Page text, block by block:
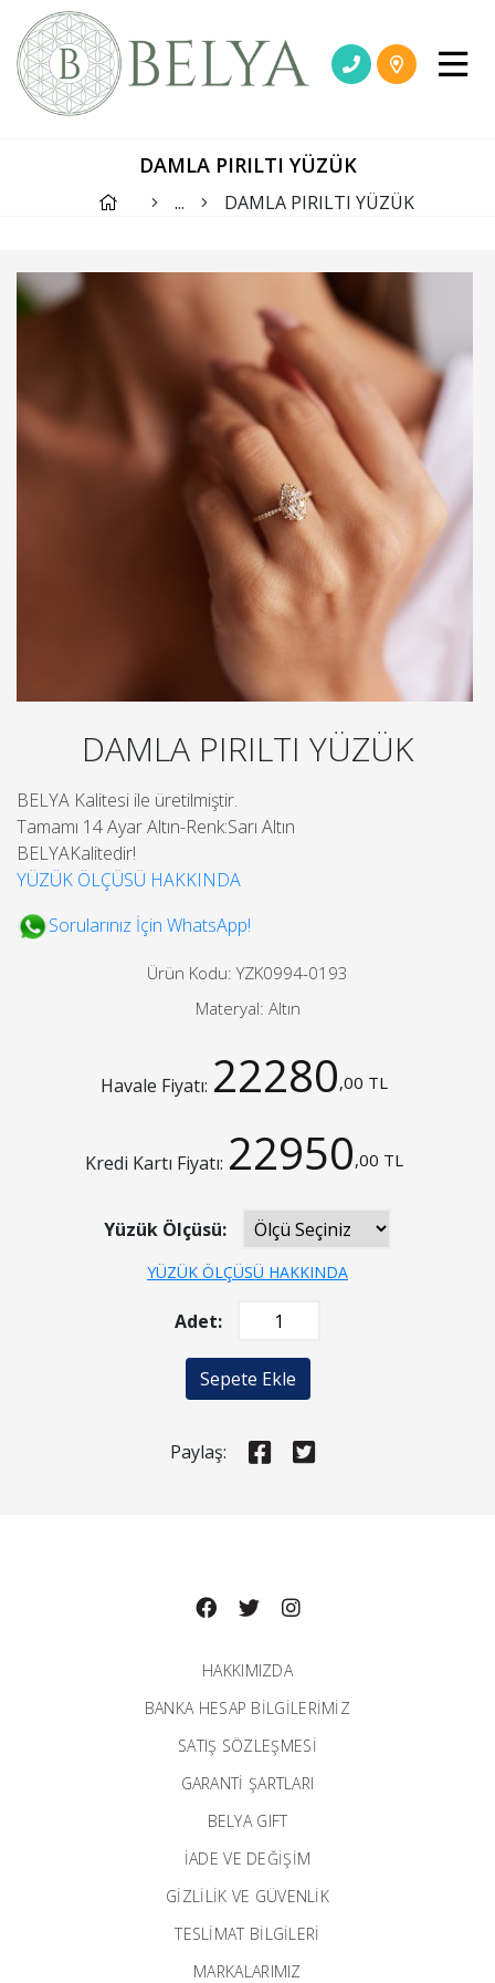
DAMLA PIRILTI YÜZÜK
... DAMLA PIRILTI YÜZÜK
DAMLA PIRILTI YÜZÜK
BELYA Kalitesi ile üretilmiştir.
Tamamı 14 Ayar Altın-Renk:Sarı Altın
BELYAKalitedir!
YÜZÜK ÖLÇÜSÜ HAKKINDA
Sorularınız İçin WhatsApp!
Ürün Kodu: YZK0994-0193
Materyal: Altın
Havale Fiyatı: 22280,00 TL
Kredi Kartı Fiyatı: 22950,00 TL
Yüzük Ölçüsü:
YÜZÜK ÖLÇÜSÜ HAKKINDA
Adet:
Sepete Ekle
Paylaş:
HAKKIMIZDA
BANKA HESAP BILGILERIMIZ
SATIŞ SÖZLEŞMESİ
GARANTI ŞARTLARI
BELYA GIFT
İADE VE DEĞİŞİM
GİZLİLİK VE GÜVENLİK
TESLİMAT BİLGİLERİ
MARKALARIMIZ